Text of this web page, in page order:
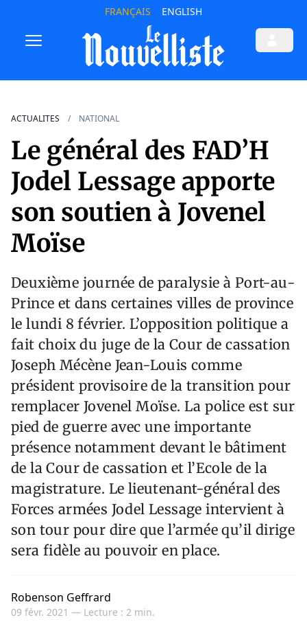
FRANÇAIS ENGLISH
ACTUALITES NATIONAL
Le général des FAD’H
Jodel Lessage apporte
son soutien à Jovenel
Moïse
Deuxième journée de paralysie à Port-au-
Prince et dans certaines villes de province
le lundi 8 février. L’opposition politique a
fait choix du juge de la Cour de cassation
Joseph Mécène Jean-Louis comme
président provisoire de la transition pour
remplacer Jovenel Moïse. La police est sur
pied de guerre avec une importante
présence notamment devant le bâtiment
de la Cour de cassation et l’Ecole de la
magistrature. Le lieutenant-général des
Forces armées Jodel Lessage intervient à
son tour pour dire que l’armée qu’il dirige
sera fidèle au pouvoir en place.
Robenson Geffrard
09 févr. 2021 — Lecture : 2 min.